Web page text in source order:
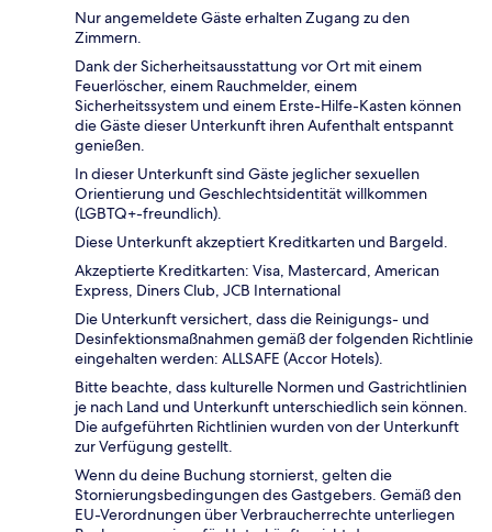
Nur angemeldete Gäste erhalten Zugang zu den
Zimmern.
Dank der Sicherheitsausstattung vor Ort mit einem
Feuerlöscher, einem Rauchmelder, einem
Sicherheitssystem und einem Erste-Hilfe-Kasten können
die Gäste dieser Unterkunft ihren Aufenthalt entspannt
genießen.
In dieser Unterkunft sind Gäste jeglicher sexuellen
Orientierung und Geschlechtsidentität willkommen
(LGBTQ+-freundlich).
Diese Unterkunft akzeptiert Kreditkarten und Bargeld.
Akzeptierte Kreditkarten: Visa, Mastercard, American
Express, Diners Club, JCB International
Die Unterkunft versichert, dass die Reinigungs- und
Desinfektionsmaßnahmen gemäß der folgenden Richtlinie
eingehalten werden: ALLSAFE (Accor Hotels).
Bitte beachte, dass kulturelle Normen und Gastrichtlinien
je nach Land und Unterkunft unterschiedlich sein können.
Die aufgeführten Richtlinien wurden von der Unterkunft
zur Verfügung gestellt.
Wenn du deine Buchung stornierst, gelten die
Stornierungsbedingungen des Gastgebers. Gemäß den
EU-Verordnungen über Verbraucherrechte unterliegen